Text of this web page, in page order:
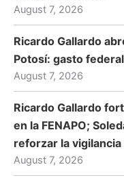
August 7, 2026
Ricardo Gallardo
Potosí: gasto
August 7, 2026
Ricardo Gallardo
en la FENAPO;
reforzar la vigilancia
August 7, 2026